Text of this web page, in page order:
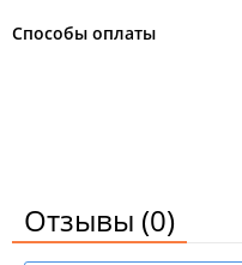
Способы оплаты
Отзывы (0)